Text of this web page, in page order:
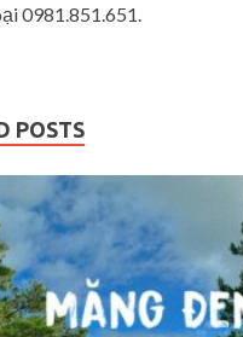
0981.851.651.
POSTS